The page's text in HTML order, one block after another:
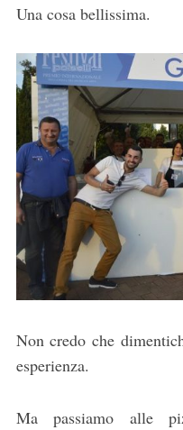
Una cosa bellissima.
Non credo che
esperienza.
Ma passiamo alle